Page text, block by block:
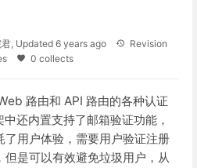
, Updated 6 years ago
Revision
0 collects
路由和 API 路由的各种认证
还内置支持了邮箱验证功能，
了用户体验，需要用户验证注册
是可以有效避免垃圾用户，从